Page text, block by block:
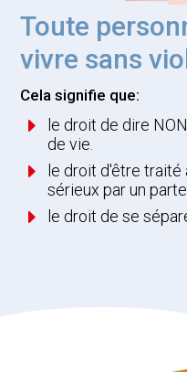
Toute
vivre sans
Cela signifie que:
E
le droit de dire
de vie.
E
le droit d'être traité
sérieux par un
E le droit de se